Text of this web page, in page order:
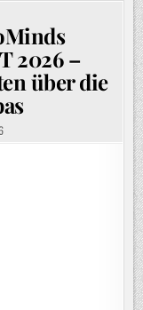
2026 –
über die